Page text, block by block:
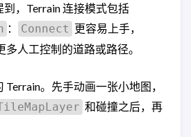
，Terrain 连接模式包括
： Connect 更容易上手，
多人工控制的道路或路径。
。先手动画一张小地图，
和碰撞之后，再